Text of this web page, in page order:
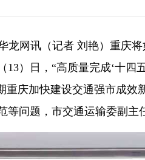
龙网讯（记者 刘艳）重庆
13）日，“高质量完成‘十
重庆加快建设交通强市成
等问题，市交通运输委副主